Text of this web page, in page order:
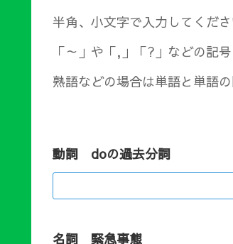
半角、小文字で入力してくださ
「～」や「,」「?」などの記
熟語などの場合は単語と単語
動詞 doの過去分詞
名詞 緊急事態